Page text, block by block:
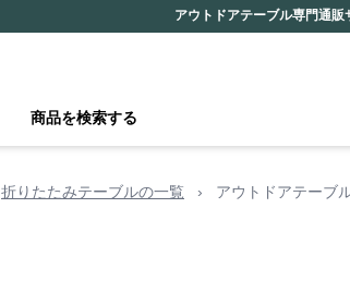
アウトドアテーブル専門通
商品を検索する
折りたたみテーブルの一覧 › アウトドアテーブ